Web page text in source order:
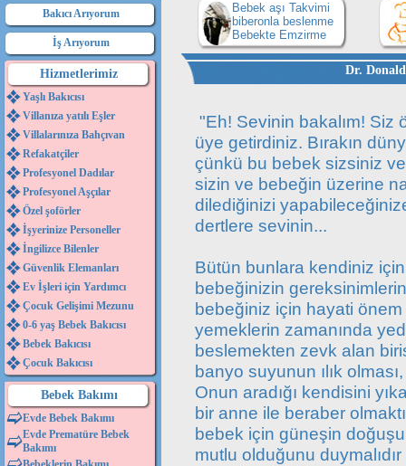
Bakıcı Arıyorum
İş Arıyorum
Hizmetlerimiz
Yaşlı Bakıcısı
Villanıza yatılı Eşler
Villalarınıza Bahçıvan
Refakatçiler
Profesyonel Dadılar
Profesyonel Aşçılar
Özel şoförler
İşyerinize Personeller
İngilizce Bilenler
Güvenlik Elemanları
Ev İşleri için Yardımcı
Çocuk Gelişimi Mezunu
0-6 yaş Bebek Bakıcısı
Bebek Bakıcısı
Çocuk Bakıcısı
Bebek Bakımı
Evde Bebek Bakımı
Evde Prematüre Bebek
Bakımı
Bebek aşı Takvimi
biberonla beslenme
Bebekte Emzirme
Dr.
"Eh! Sevinin bakalım! Siz
üye getirdiniz. Bırakın
çünkü bu bebek sizsiniz ve
sizin ve bebeğin üzerine
dilediğinizi
dertlere sevinin...
Bütün bunlara kendiniz
bebeğinizin
bebeğiniz için hayati
yemeklerin zamanında
beslemekten zevk alan
banyo suyunun ılık
Onun aradığı kendisini
bir anne ile beraber
bebek için güneşin
mutlu olduğunu